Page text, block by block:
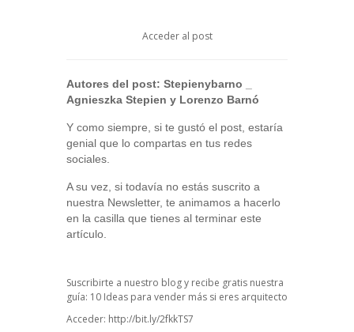
Acceder al post
Autores del post: Stepienybarno
Agnieszka Stepien y Lorenzo Barnó
Y como siempre, si te gustó el post, estaría
genial que lo compartas en tus redes
sociales.
A su vez, si todavía no estás suscrito a
nuestra Newsletter, te animamos a hacerlo
en la casilla que tienes al terminar este
artículo.
Suscribirte a nuestro blog y recibe gratis nuestra
guía: 10 Ideas para vender más si eres arquitecto
Acceder: http://bit.ly/2fkkTS7